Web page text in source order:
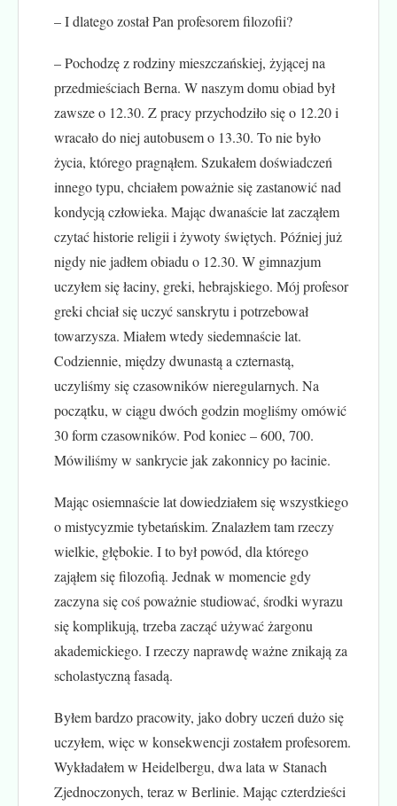
– I dlatego został Pan profesorem filozofii?
– Pochodzę z rodziny mieszczańskiej, żyjącej na
przedmieściach Berna. W naszym domu obiad był
zawsze o 12.30. Z pracy przychodziło się o 12.20 i
wracało do niej autobusem o 13.30. To nie było
życia, którego pragnąłem. Szukałem doświadczeń
innego typu, chciałem poważnie się zastanowić nad
kondycją człowieka. Mając dwanaście lat zacząłem
czytać historie religii i żywoty świętych. Później już
nigdy nie jadłem obiadu o 12.30. W gimnazjum
uczyłem się łaciny, greki, hebrajskiego. Mój profesor
greki chciał się uczyć sanskrytu i potrzebował
towarzysza. Miałem wtedy siedemnaście lat.
Codziennie, między dwunastą a czternastą,
uczyliśmy się czasowników nieregularnych. Na
początku, w ciągu dwóch godzin mogliśmy omówić
30 form czasowników. Pod koniec – 600, 700.
Mówiliśmy w sankrycie jak zakonnicy po łacinie.
Mając osiemnaście lat dowiedziałem się wszystkiego
o mistycyzmie tybetańskim. Znalazłem tam rzeczy
wielkie, głębokie. I to był powód, dla którego
zająłem się filozofią. Jednak w momencie gdy
zaczyna się coś poważnie studiować, środki wyrazu
się komplikują, trzeba zacząć używać żargonu
akademickiego. I rzeczy naprawdę ważne znikają za
scholastyczną fasadą.
Byłem bardzo pracowity, jako dobry uczeń dużo się
uczyłem, więc w konsekwencji zostałem profesorem.
Wykładałem w Heidelbergu, dwa lata w Stanach
Zjednoczonych, teraz w Berlinie. Mając czterdzieści